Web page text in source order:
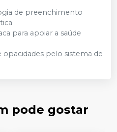
de preenchimento
para apoiar a saúde
opacidades pelo sistema de
pode gostar